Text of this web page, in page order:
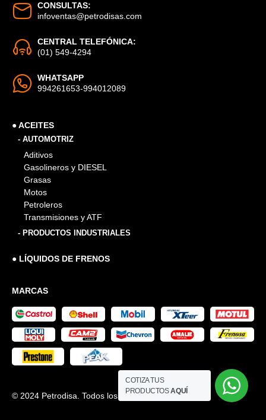
CONSULTAS:
infoventas@petrodisas.com
CENTRAL TELEFÓNICA:
(01) 549-4294
WHATSAPP
994261653-994012089
● ACEITES
- AUTOMOTRIZ
Aditivos
Gasolineros y DIESEL
Grasas
Motos
Petroleros
Transmisiones y ATF
- PRODUCTOS INDUSTRIALES
● LÍQUIDOS DE FRENOS
MARCAS
© 2024 Petrodisa. Todos los derechos reservados.
COTIZA TUS
PRODUCTOSAQUÍ